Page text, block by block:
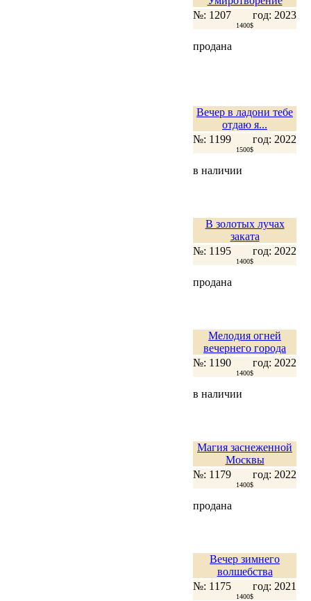
№: 1207
год: 2023
1400$
продана
Вечер в ладони тебе
отдаю я...
№: 1199
год: 2022
1500$
в наличии
В золотых лучах
заката
№: 1195
год: 2022
1400$
продана
Мелодия огней
вечернего города
№: 1190
год: 2022
1400$
в наличии
Магия заснеженной
Москвы
№: 1179
год: 2022
1400$
продана
Вечер зимнего
волшебства
№: 1175
год: 2021
1400$